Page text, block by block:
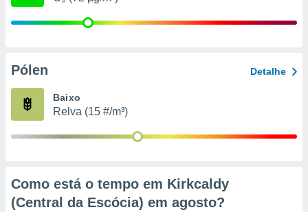
de
Pólen Detalhe
Baixo
Relva (15 #/m³)
Como está o tempo em Kirkcaldy
(Central da Escócia) em agosto?